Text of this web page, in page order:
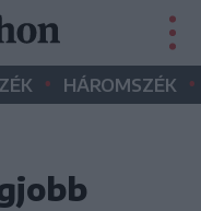
• HÁROMSZÉK •